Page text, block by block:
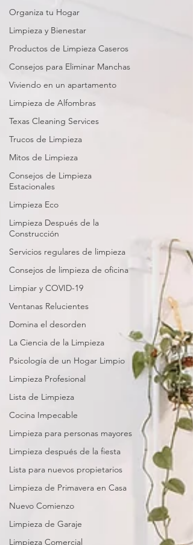
Organiza tu Hogar
Limpieza y Bienestar
Productos de Limpieza Caseros
Consejos para Eliminar Manchas
Viviendo en un apartamento
Limpieza de Alfombras
Texas Cleaning Services
Trucos de Limpieza
Mitos de Limpieza
Consejos de Limpieza
Estacionales
Limpieza Eco
Limpieza Después de la
Construcción
Servicios regulares de limpieza
Consejos de limpieza de oficina
Limpiar y COVID-19
Ventanas Relucientes
Domina el desorden
La Ciencia de la Limpieza
Psicología de un Hogar Limpio
Limpieza Profesional
Lista de Limpieza
Cocina Impecable
Limpieza para personas mayores
Limpieza después de la fiesta
Lista para nuevos propietarios
Limpieza de Primavera en Casa
Nuevo Comienzo
Limpieza de Garaje
Limpieza Comercial